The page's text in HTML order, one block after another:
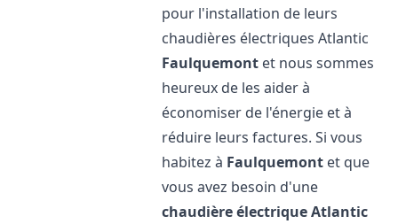
pour l'installation de leurs
chaudières électriques Atlantic
Faulquemont et nous sommes
heureux de les aider à
économiser de l'énergie et à
réduire leurs factures. Si vous
habitez à Faulquemont et que
vous avez besoin d'une
chaudière électrique Atlantic